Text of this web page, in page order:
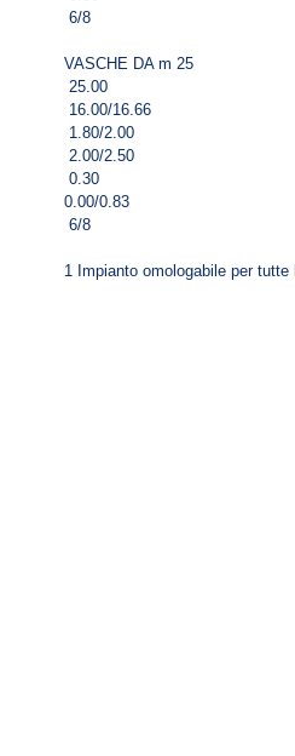
6/8
VASCHE DA m 25
25.00
16.00/16.66
1.80/2.00
2.00/2.50
0.30
0.00/0.83
6/8
1 Impianto omologabile per